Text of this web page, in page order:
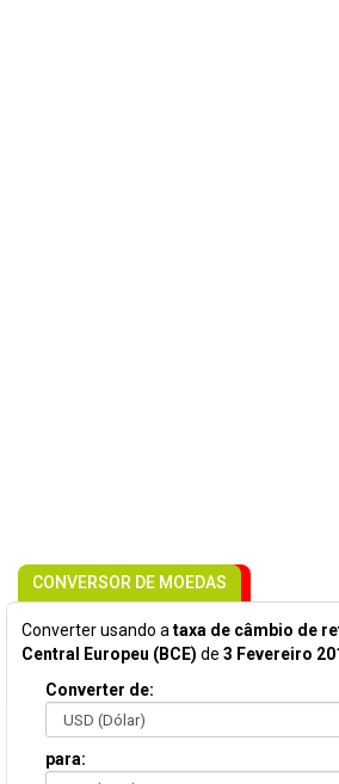
CONVERSOR DE MOEDAS
Converter usando a taxa de câmbio de
Central Europeu (BCE) de 3 Fevereiro
Converter de:
para: